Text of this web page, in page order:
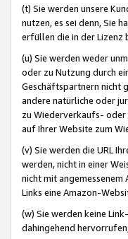
(t) Sie werden unsere
nutzen, es sei denn, Sie
erfüllen die in der Lizenz
(u) Sie werden weder
oder zu Nutzung durch
Geschäftspartnern nicht
andere natürliche oder
zu Wiederverkaufs- oder
auf Ihrer Website zum
(v) Sie werden die URL
werden, nicht in einer
nicht mit angemessenem
Links eine Amazon-
(w) Sie werden keine
dahingehend